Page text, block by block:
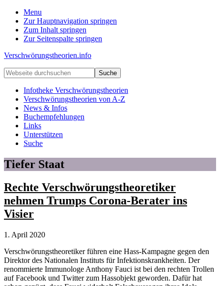
Menu
Zur Hauptnavigation springen
Zum Inhalt springen
Zur Seitenspalte springen
Verschwörungstheorien.info
Beiträge
zu
Merkmalen,
Funktionen
Risiken
konspirationistischen
Denkens
Webseite
durchsuchen
Infotheke Verschwörungstheorien
Verschwörungstheorien von A-Z
News & Infos
Buchempfehlungen
Links
Unterstützen
Suche
Tiefer Staat
Rechte Verschwörungstheoretiker
nehmen Trumps Corona-Berater ins
Visier
1. April 2020
Verschwörungstheoretiker führen eine Hass-Kampagne gegen den
Direktor des Nationalen Instituts für Infektionskrankheiten. Der
renommierte Immunologe Anthony Fauci ist bei den rechten Trollen
auf Facebook und Twitter zum Hassobjekt geworden. Dafür hat